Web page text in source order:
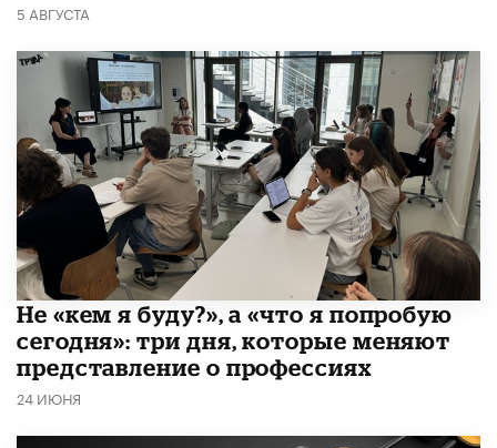
5 АВГУСТА
Не «кем я буду?», а «что я попробую
сегодня»: три дня, которые меняют
представление о профессиях
24 ИЮНЯ